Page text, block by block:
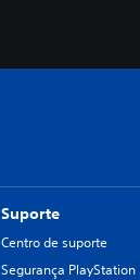
Suporte
Centro de suporte
Segurança PlayStation